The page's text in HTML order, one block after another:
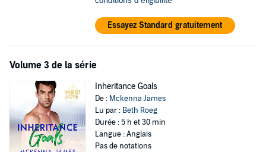
Essayez Standard gratuitement
Volume 3 de la série
Inheritance Goals
De : Mckenna James
Lu par : Beth Roeg
Durée : 5 h et 30 min
Langue : Anglais
Pas de notations